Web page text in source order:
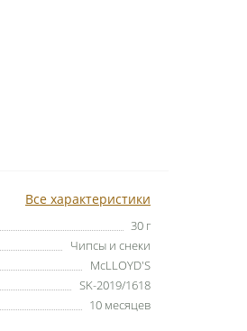
Все характеристики
30 г
Чипсы и снеки
McLLOYD'S
SK-2019/1618
10 месяцев